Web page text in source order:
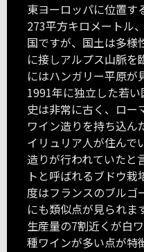
東ヨーロッパに位置す
273平方キロメートル
国ですが、国土は多様
に接しアルプス山脈を
にはハンガリー平原が
1991年に独立した若
史は非常に古く、ロー
ワイン造りを持ち込ん
イリュリア人が住んで
造りが行われていたと
トと呼ばれるブドウ
度はフランスのブルゴ
にも類似点が見られま
生産量の7割近くが白
種ワインが多い点が特